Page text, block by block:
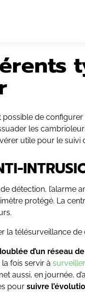
de configurer
les
utile pour le
détection, l’alarme
protégé. La
la télésurveillance
d’un réseau
fois servir à
aussi, en journée,
pour suivre